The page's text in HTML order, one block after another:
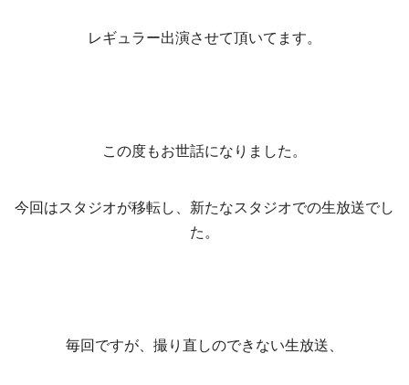
レギュラー出演させて頂いてます。
この度もお世話になりました。
今回はスタジオが移転し、新たなスタジオでの生放送でし
た。
毎回ですが、撮り直しのできない生放送、